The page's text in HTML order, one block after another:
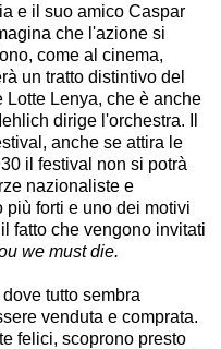
e il suo amico Caspar
che l'azione si
come al cinema,
un tratto distintivo del
Lotte Lenya, che è anche
dirige l'orchestra. Il
anche se attira le
il festival non si potrà
nazionaliste e
forti e uno dei motivi
fatto che vengono invitati
we must die.
tutto sembra
venduta e comprata.
felici, scoprono presto